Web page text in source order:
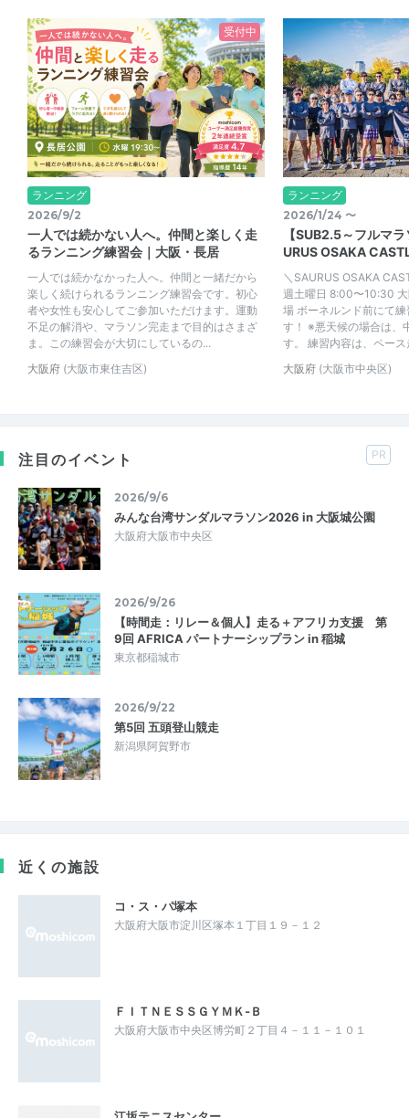
受付中
ランニング
2026/9/2
一人では続かない人へ。仲間と楽しく走
るランニング練習会｜大阪・長居
一人では続かなかった人へ。仲間と一緒だから
楽しく続けられるランニング練習会です。初心
者や女性も安心してご参加いただけます。運動
不足の解消や、マラソン完走まで目的はさまざ
ま。この練習会が大切にしているの...
大阪府 (大阪市東住吉区)
ランニング
2026/1/24 〜
【SUB2.5～フルマ
URUS OSAKA
＼SAURUS OSAKA
週土曜日 8:00〜10:30
場 ボーネルンド前にて
す！ ※悪天候の場合は、
す。 練習内容は、ペース
大阪府 (大阪市中央区)
注目のイベント PR
2026/9/6
みんな台湾サンダルマラソン2026 in 大阪城公園
大阪府大阪市中央区
2026/9/26
【時間走：リレー＆個人】走る＋アフリカ支援 第
9回 AFRICA パートナーシップラン in 稲城
東京都稲城市
2026/9/22
第5回 五頭登山競走
新潟県阿賀野市
近くの施設
コ・ス・パ塚本
大阪府大阪市淀川区塚本１丁目１９－１２
ＦＩＴＮＥＳＳＧＹＭＫ‐Ｂ
大阪府大阪市中央区博労町２丁目４－１１－１０１